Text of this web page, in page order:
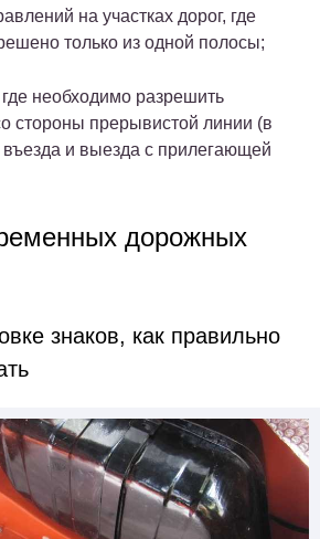
на участках дорог, где
только из одной полосы;
необходимо разрешить
стороны прерывистой линии (в
въезда и выезда с прилегающей
дорожных
знаков, как правильно